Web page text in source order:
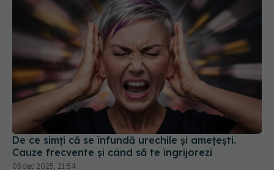
De ce simți că se înfundă urechile și amețești.
Cauze frecvente și când să te îngrijorezi
03 dec 2025, 21:54